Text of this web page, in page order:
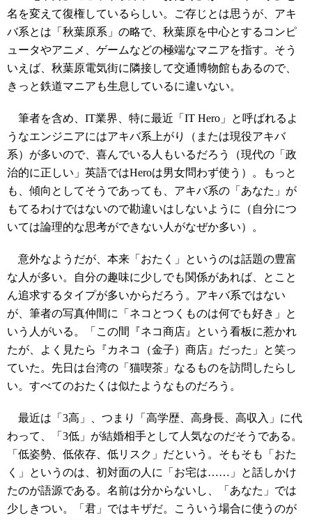
名を変えて復権しているらしい。ご存じとは思うが、アキ
バ系とは「秋葉原系」の略で、秋葉原を中心とするコンピ
ュータやアニメ、ゲームなどの極端なマニアを指す。そう
いえば、秋葉原電気街に隣接して交通博物館もあるので、
きっと鉄道マニアも生息しているに違いない。
筆者を含め、IT業界、特に最近「IT Hero」と呼ばれるよ
うなエンジニアにはアキバ系上がり（または現役アキバ
系）が多いので、喜んでいる人もいるだろう（現代の「政
治的に正しい」英語ではHeroは男女問わず使う）。もっと
も、傾向としてそうであっても、アキバ系の「あなた」が
もてるわけではないので勘違いはしないように（自分につ
いては論理的な思考ができない人がなぜか多い）。
意外なようだが、本来「おたく」というのは話題の豊富
な人が多い。自分の趣味に少しでも関係があれば、とこと
ん追求するタイプが多いからだろう。アキバ系ではない
が、筆者の写真仲間に「ネコとつくものは何でも好き」と
いう人がいる。「この間『ネコ商店』という看板に惹かれ
たが、よく見たら『カネコ（金子）商店』だった」と笑っ
ていた。先日は台湾の「猫喫茶」なるものを訪問したらし
い。すべてのおたくは似たようなものだろう。
最近は「3高」、つまり「高学歴、高身長、高収入」に代
わって、「3低」が結婚相手として人気なのだそうである。
「低姿勢、低依存、低リスク」だという。そもそも「おた
く」というのは、初対面の人に「お宅は……」と話しかけ
たのが語源である。名前は分からないし、「あなた」では
少しきつい。「君」ではキザだ。こういう場合に使うのが